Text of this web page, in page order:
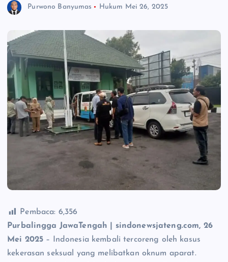
Purwono Banyumas Hukum Mei 26, 2025
Pembaca: 6,356
Purbalingga JawaTengah | sindonewsjateng.com, 26
Mei 2025 – Indonesia kembali tercoreng oleh kasus
kekerasan seksual yang melibatkan oknum aparat.